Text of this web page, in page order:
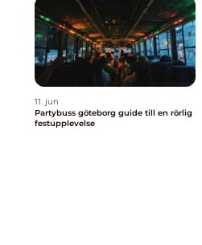
11. jun
Partybuss göteborg guide till en rörlig
festupplevelse